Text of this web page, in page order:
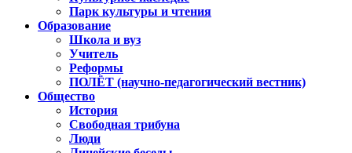
Парк культуры и чтения
Образование
Школа и вуз
Учитель
Реформы
ПОЛЁТ (научно-педагогический вестник)
Общество
История
Свободная трибуна
Люди